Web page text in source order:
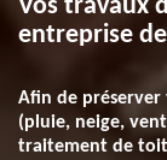
Vos travaux
entreprise
Afin de
(pluie, neige,
traitement de